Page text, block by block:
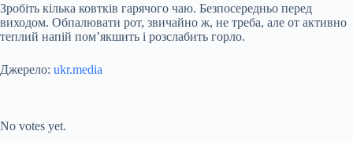
Зробіть кілька ковтків гарячого чаю. Безпосередньо перед
виходом. Обпалювати рот, звичайно ж, не треба, але от активно
теплий напій пом’якшить і розслабить горло.
Джерело: ukr.media
No votes yet.